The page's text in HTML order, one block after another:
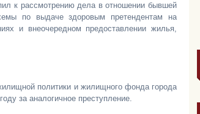
к рассмотрению дела в отношении бывшей
по выдаче здоровым претендентам на
и внеочередном предоставлении жилья,
политики и жилищного фонда города
за аналогичное преступление.